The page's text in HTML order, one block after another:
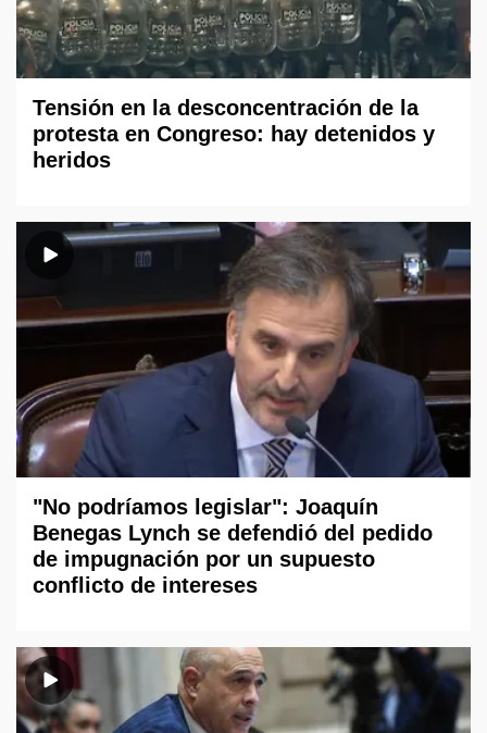
Tensión en la desconcentración de la
protesta en Congreso: hay detenidos y
heridos
"No podríamos legislar": Joaquín
Benegas Lynch se defendió del pedido
de impugnación por un supuesto
conflicto de intereses